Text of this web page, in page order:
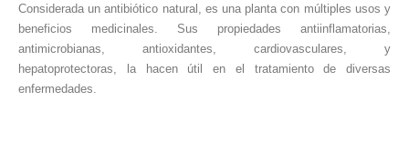
Considerada un antibiótico natural, es una planta con múltiples usos y
beneficios medicinales. Sus propiedades antiinflamatorias,
antimicrobianas, antioxidantes, cardiovasculares, y
hepatoprotectoras, la hacen útil en el tratamiento de diversas
enfermedades.